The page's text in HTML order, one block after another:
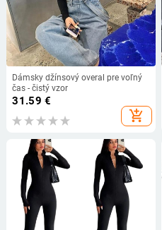
Dámsky džínsový overal pre voľný
čas - čistý vzor
31.59 €
add_shopping_cart